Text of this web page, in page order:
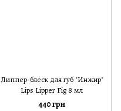
Липпер-блеск для губ "Инжир"
Lips Lipper Fig 8 мл
440 грн